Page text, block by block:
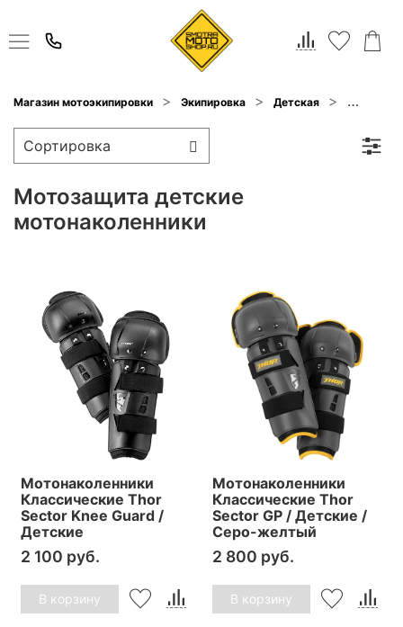
Магазин мотоэкипировки Экипировка Детская
Мотозащита детские
мотонаколенники
Мотонаколенники
Классические Thor
Sector Knee Guard /
Детские
2 100 руб.
В корзину
Мотонаколенники
Классические Thor
Sector GP / Детские /
Серо-желтый
2 800 руб.
В корзину